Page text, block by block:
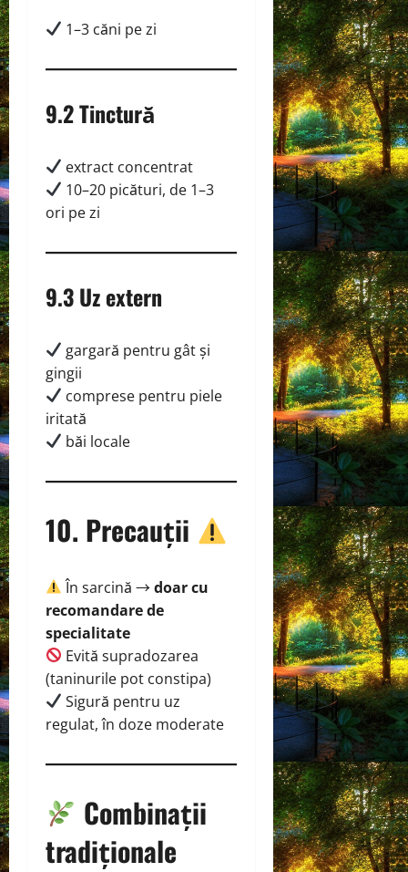
1–3 căni pe zi
9.2 Tinctură
extract concentrat
10–20 picături, de 1–3
ori pe zi
9.3 Uz extern
gargară pentru gât și
gingii
comprese pentru piele
iritată
băi locale
10. Precauții
În sarcină →doar cu
recomandare de
specialitate
Evită supradozarea
(taninurile pot constipa)
Sigură pentru uz
regulat, în doze moderate
Combinații
tradiționale